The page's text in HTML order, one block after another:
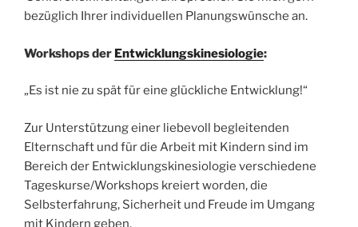
bezüglich Ihrer individuellen Planungswünsche an.
Workshops der Entwicklungskinesiologie:
„Es ist nie zu spät für eine glückliche Entwicklung!“
Zur Unterstützung einer liebevoll begleitenden
Elternschaft und für die Arbeit mit Kindern sind im
Bereich der Entwicklungskinesiologie verschiedene
Tageskurse/Workshops kreiert worden, die
Selbsterfahrung, Sicherheit und Freude im Umgang
mit Kindern geben.